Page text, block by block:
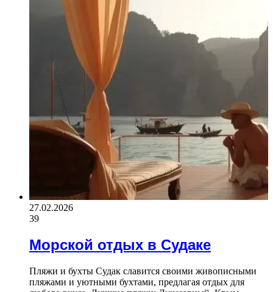
27.02.2026
39
Морской отдых в Судаке
Пляжи и бухты Судак славится своими живописными
пляжами и уютными бухтами, предлагая отдых для